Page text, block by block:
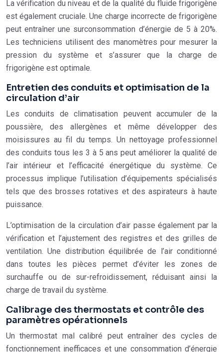
La vérification du niveau et de la qualité du fluide frigorigène
est également cruciale. Une charge incorrecte de frigorigène
peut entraîner une surconsommation d’énergie de 5 à 20%.
Les techniciens utilisent des manomètres pour mesurer la
pression du système et s’assurer que la charge de
frigorigène est optimale.
Entretien des conduits et optimisation de la
circulation d’air
Les conduits de climatisation peuvent accumuler de la
poussière, des allergènes et même développer des
moisissures au fil du temps. Un nettoyage professionnel
des conduits tous les 3 à 5 ans peut améliorer la qualité de
l’air intérieur et l’efficacité énergétique du système. Ce
processus implique l’utilisation d’équipements spécialisés
tels que des brosses rotatives et des aspirateurs à haute
puissance.
L’optimisation de la circulation d’air passe également par la
vérification et l’ajustement des registres et des grilles de
ventilation. Une distribution équilibrée de l’air conditionné
dans toutes les pièces permet d’éviter les zones de
surchauffe ou de sur-refroidissement, réduisant ainsi la
charge de travail du système.
Calibrage des thermostats et contrôle des
paramètres opérationnels
Un thermostat mal calibré peut entraîner des cycles de
fonctionnement inefficaces et une consommation d’énergie